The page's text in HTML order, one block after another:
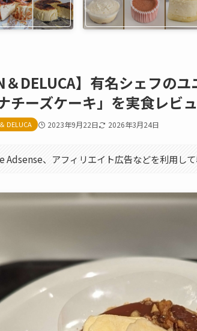
＆DELUCA】有名シェフの
チーズケーキ」を実食レビ
DELUCA 2023年9月22日 2026年3月24日
Adsense、アフィリエイト広告などを利用して